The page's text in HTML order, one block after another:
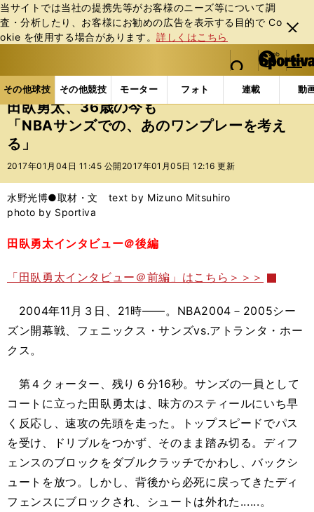
当サイトでは当社の提携先等がお客様のニーズ等について調
査・分析したり、お客様にお勧めの広告を表⽰する⽬的で Co
okie を使⽤する場合があります。詳しくはこちら
閉じ
る
web Sportiva (webスポルティーバ)
検索
マイペ
ー
ジ
メニュ
その他球技 その他競技 モーター フォト 連載 動
ス
ポ
ル
テ
ー
バ
その他球技の記事一覧 バスケットボール 国内バス
田臥勇太、36歳の今も
「NBAサンズでの、あのワンプレーを考え
る」
2017年01月04日 11:45 公開 2017年01月05日 12:16 更新
水野光博●取材・文 text by Mizuno Mitsuhiro
photo by Sportiva
田臥勇太インタビュー＠後編
「田臥勇太インタビュー＠前編」はこちら＞＞＞
2004年11月３日、21時――。NBA2004－2005シー
ズン開幕戦、フェニックス・サンズvs.アトランタ・ホー
クス。
第４クォーター、残り６分16秒。サンズの一員として
コートに立った田臥勇太は、味方のスティールにいち早
く反応し、速攻の先頭を走った。トップスピードでパス
を受け、ドリブルをつかず、そのまま踏み切る。ディフ
ェンスのブロックをダブルクラッチでかわし、バックシ
ュートを放つ。しかし、背後から必死に戻ってきたディ
フェンスにブロックされ、シュートは外れた......。